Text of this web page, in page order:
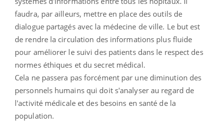
faudra, par ailleurs, mettre en place des outils de
dialogue partagés avec la médecine de ville. Le but est
de rendre la circulation des informations plus fluide
pour améliorer le suivi des patients dans le respect des
normes éthiques et du secret médical.
Cela ne passera pas forcément par une diminution des
personnels humains qui doit s'analyser au regard de
l'activité médicale et des besoins en santé de la
population.